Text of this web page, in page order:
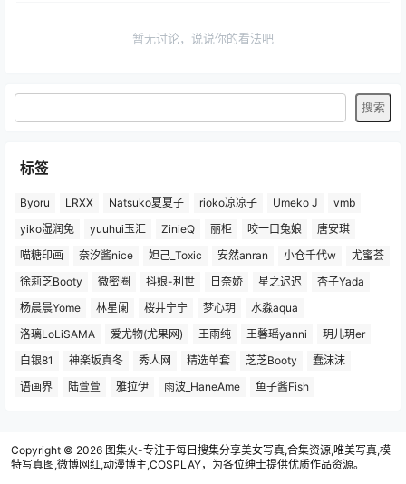
暂无讨论，说说你的看法吧
标签
Byoru LRXX Natsuko夏夏子 rioko凉凉子 Umeko J
vmb
yiko湿润兔
yuuhui玉汇 ZinieQ 丽柜 咬一口兔娘
唐安琪
喵糖印画
奈汐酱nice 妲己_Toxic 安然anran 小仓千代w
尤蜜荟
徐莉芝Booty
微密圈 抖娘-利世 日奈娇 星之迟迟
杏子Yada
杨晨晨Yome
林星阑 桜井宁宁 梦心玥
水淼aqua
洛璃LoLiSAMA
爱尤物(尤果网) 王雨纯 王馨瑶yanni
玥儿玥er
白银81
神楽坂真冬 秀人网 精选单套 芝芝Booty
蠢沫沫
语画界
陆萱萱 雅拉伊 雨波_HaneAme 鱼子酱Fish
Copyright © 2026 图集火-专注于每日搜集分享美女写真,合集资源,唯美写真,模
特写真图,微博网红,动漫博主,COSPLAY，为各位绅士提供优质作品资源。